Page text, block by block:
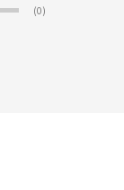
(0)